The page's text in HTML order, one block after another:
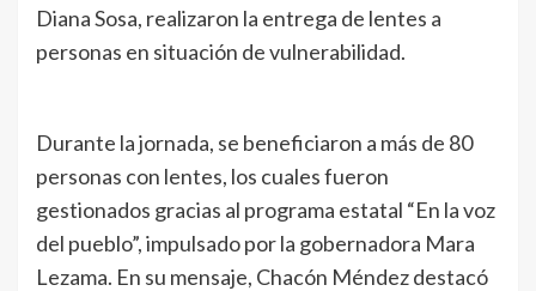
Diana Sosa, realizaron la entrega de lentes a
personas en situación de vulnerabilidad.
Durante la jornada, se beneficiaron a más de 80
personas con lentes, los cuales fueron
gestionados gracias al programa estatal “En la voz
del pueblo”, impulsado por la gobernadora Mara
Lezama. En su mensaje, Chacón Méndez destacó